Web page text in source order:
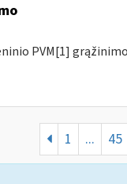
PVM[1]
1 ... 45